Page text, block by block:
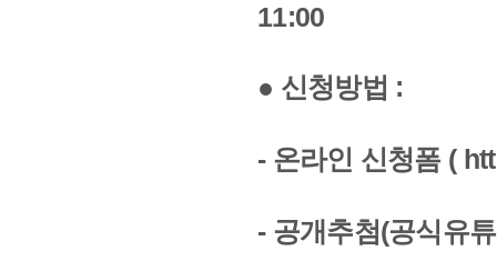
11:00
● 신청방법 :
- 온라인 신청폼 (
- 공개추첨(공식유